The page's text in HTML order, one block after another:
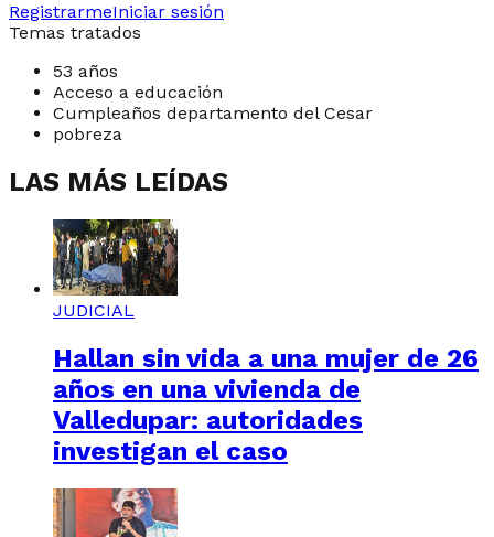
RegistrarmeIniciar sesión
Temas tratados
53 años
Acceso a educación
Cumpleaños departamento del Cesar
pobreza
LAS MÁS LEÍDAS
JUDICIAL
Hallan sin vida a una mujer de 26
años en una vivienda de
Valledupar: autoridades
investigan el caso